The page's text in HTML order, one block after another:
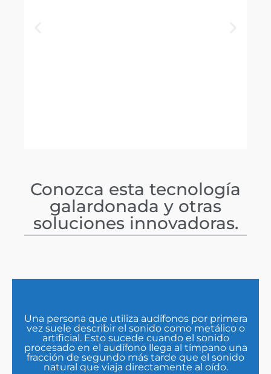
Conozca esta tecnología
galardonada y otras
soluciones innovadoras.
Una persona que utiliza audífonos por primera
vez suele describir el sonido como metálico o
artificial. Esto sucede cuando el sonido
procesado en el audífono llega al tímpano una
fracción de segundo más tarde que el sonido
natural que viaja directamente al oído.